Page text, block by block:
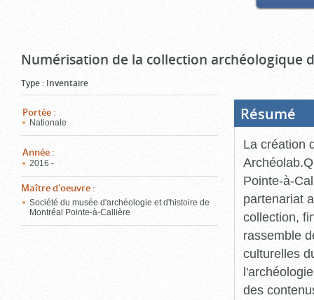
Numérisation de la collection archéologique
Type : Inventaire
Portée :
Nationale
Année :
2016 -
Maître d'oeuvre :
Société du musée d'archéologie et d'histoire de
Montréal Pointe-à-Callière
Résumé
La création
Pointe-à-
partenariat
collection,
rassemble
culturelles
des